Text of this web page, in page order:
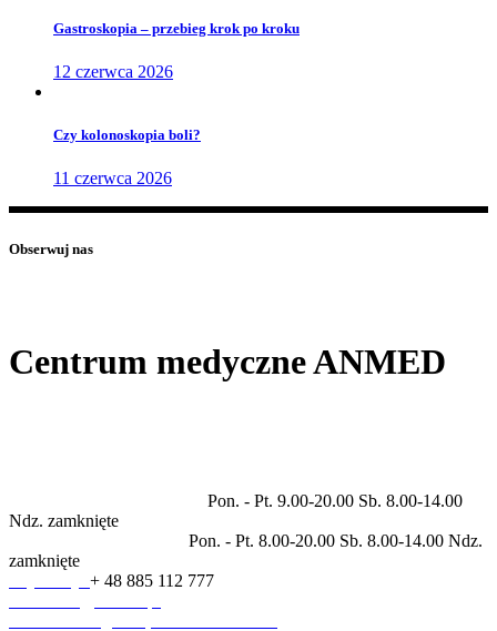
Gastroskopia – przebieg krok po kroku
12 czerwca 2026
Czy kolonoskopia boli?
11 czerwca 2026
Obserwuj nas
Centrum medyczne ANMED
Pon. - Pt. 9.00-20.00 Sb. 8.00-14.00
Ndz. zamknięte
Pon. - Pt. 8.00-20.00 Sb. 8.00-14.00 Ndz.
zamknięte
+ 48 885 112 777